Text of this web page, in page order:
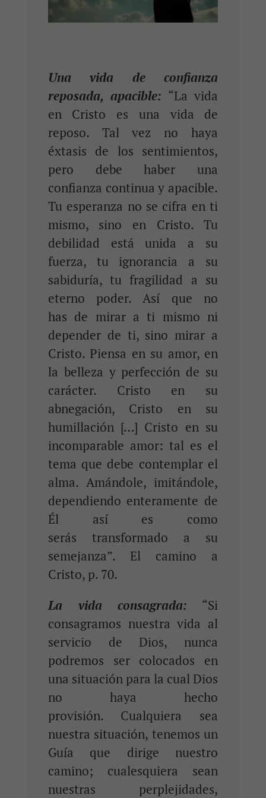
Una vida de confianza
reposada, apacible: “La vida
en Cristo es una vida de
reposo. Tal vez no haya
éxtasis de los sentimientos,
pero debe haber una
confianza continua y apacible.
Tu esperanza no se cifra en ti
mismo, sino en Cristo. Tu
debilidad está unida a su
fuerza, tu ignorancia a su
sabiduría, tu fragilidad a su
eterno poder. Así que no
has de mirar a ti mismo ni
depender de ti, sino mirar a
Cristo. Piensa en su amor, en
la belleza y perfección de su
carácter. Cristo en su
abnegación, Cristo en su
humillación […] Cristo en su
incomparable amor: tal es el
tema que debe contemplar el
alma. Amándole, imitándole,
dependiendo enteramente de
Él así es como
serás transformado a su
semejanza”. El camino a
Cristo, p. 70.
La vida consagrada: “Si
consagramos nuestra vida al
servicio de Dios, nunca
podremos ser colocados en
una situación para la cual Dios
no haya hecho
provisión. Cualquiera sea
nuestra situación, tenemos un
Guía que dirige nuestro
camino; cualesquiera sean
nuestras perplejidades,